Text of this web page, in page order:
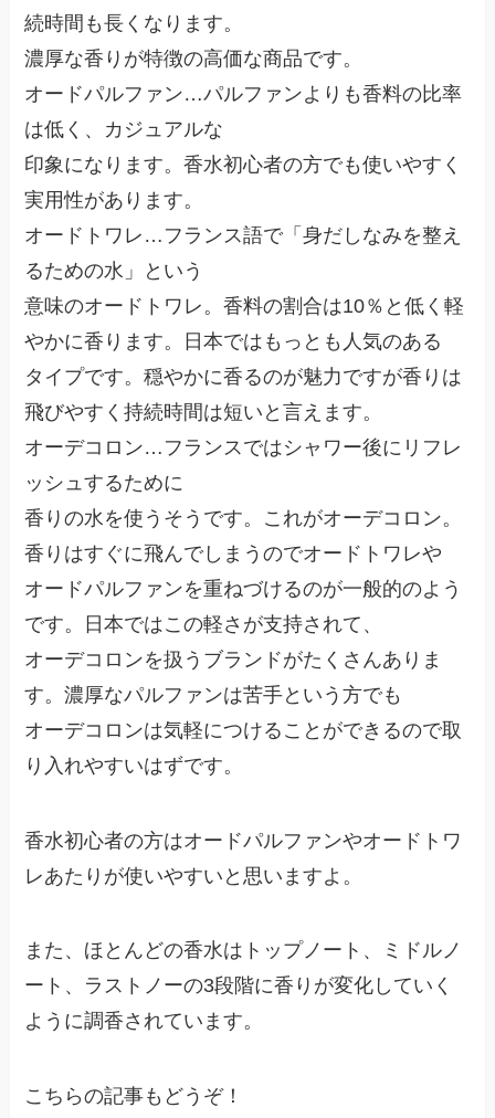
続時間も長くなります。
濃厚な香りが特徴の高価な商品です。
オードパルファン…パルファンよりも香料の比率
は低く、カジュアルな
印象になります。香水初心者の方でも使いやすく
実用性があります。
オードトワレ …フランス語で「身だしなみを整え
るための水」という
意味のオードトワレ。香料の割合は10％と低く軽
やかに香ります。日本ではもっとも人気のある
タイプです。穏やかに香るのが魅力ですが香りは
飛びやすく持続時間は短いと言えます。
オーデコロン…フランスではシャワー後にリフレ
ッシュするために
香りの水を使うそうです。これがオーデコロン。
香りはすぐに飛んでしまうのでオードトワレや
オードパルファンを重ねづけるのが一般的のよう
です。日本ではこの軽さが支持されて、
オーデコロンを扱うブランドがたくさんありま
す。濃厚なパルファンは苦手という方でも
オーデコロンは気軽につけることができるので取
り入れやすいはずです。
香水初心者の方はオードパルファンやオードトワ
レあたりが使いやすいと思いますよ。
また、ほとんどの香水はトップノート、ミドルノ
ート、ラストノーの3段階に香りが変化していく
ように調香されています。
こちらの記事もどうぞ！